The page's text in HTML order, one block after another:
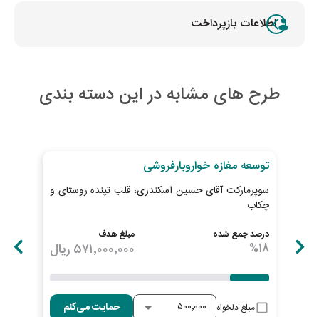
اطلاعات بازپرداخت
طرح های مشابه در این دسته بندی
توسعه مغازه خواروبارفروشی
سوپرمارکت آقای حسین اسکندری، قلب تپنده روستای و
چکاب
درصد جمع شده
%18
مبلغ هدف
۵۷۱٬۰۰۰٬۰۰۰ ریال
مبلغ دلخواه حمایت می‌کنم